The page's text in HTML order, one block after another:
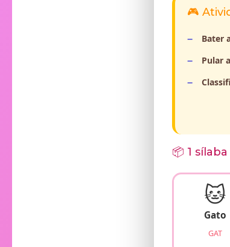
🎮
Bater
Pular
📦 1 sílaba
🐱
Gato
GAT